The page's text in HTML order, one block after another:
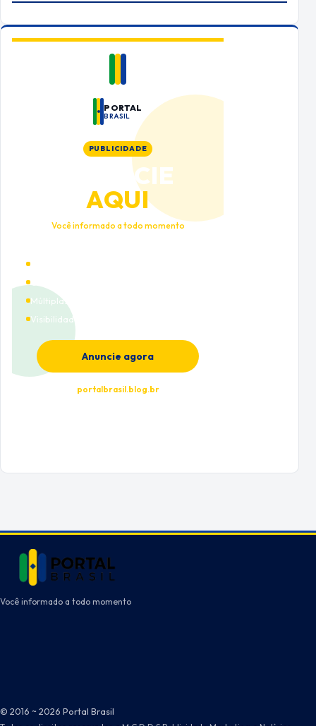
PORTAL
BRASIL
PUBLICIDADE
ANUNCIE
AQUI
Você informado a todo momento
Cobertura nacional
Múltiplas categorias
Visibilidade premium
Anuncie agora
portalbrasil.blog.br
Você informado a todo momento
© 2016 ~ 2026 Portal Brasil